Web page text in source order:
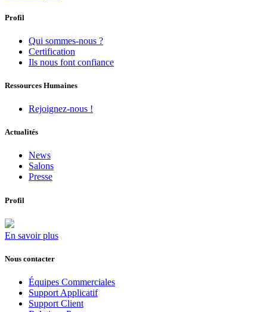
Profil
Qui sommes-nous ?
Certification
Ils nous font confiance
Ressources Humaines
Rejoignez-nous !
Actualités
News
Salons
Presse
Profil
En savoir plus
Nous contacter
Équipes Commerciales
Support Applicatif
Support Client